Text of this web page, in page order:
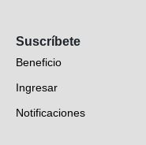
EH Verifica
Fotogalerías
Deportes
Videos
Suscríbete
Beneficio
Ingresar
Notificaciones